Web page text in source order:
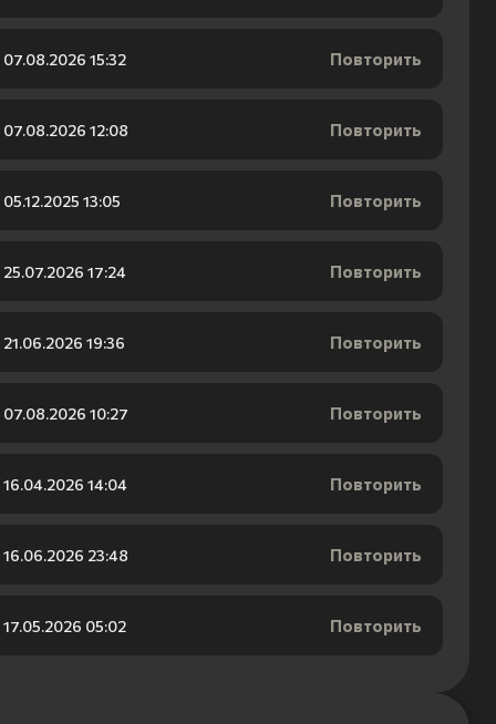
07.08.2026 15:32 Повторить
07.08.2026 12:08 Повторить
05.12.2025 13:05 Повторить
25.07.2026 17:24 Повторить
21.06.2026 19:36 Повторить
07.08.2026 10:27 Повторить
16.04.2026 14:04 Повторить
16.06.2026 23:48 Повторить
17.05.2026 05:02 Повторить